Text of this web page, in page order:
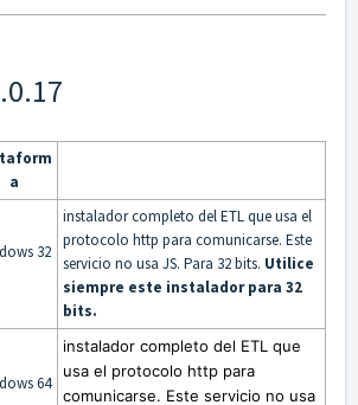
a
32
instalador completo del ETL que usa el
protocolo http para comunicarse. Este
servicio no usa JS. Para 32 bits. Utilice
siempre este instalador para 32
bits.
64
instalador completo del ETL que
usa el protocolo http para
comunicarse. Este servicio no usa